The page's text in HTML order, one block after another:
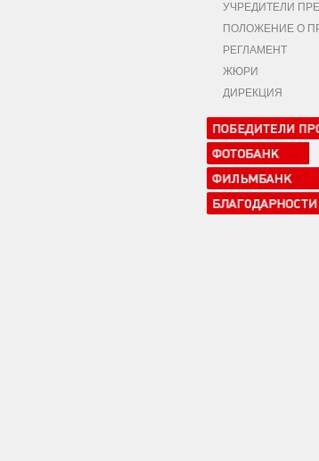
УЧРЕДИТЕЛИ
ПОЛОЖЕНИЕ О
РЕГЛАМЕНТ
ЖЮРИ
ДИРЕКЦИЯ